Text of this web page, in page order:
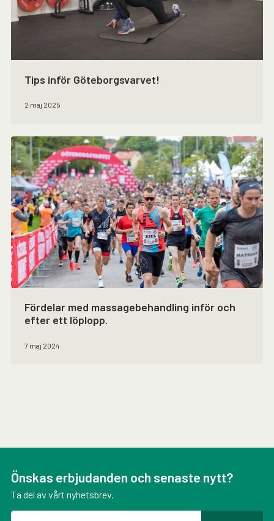
Tips inför Göteborgsvarvet!
2 maj 2025
Fördelar med massagebehandling inför och
efter ett löplopp.
7 maj 2024
Önskas erbjudanden och senaste nytt?
Ta del av vårt nyhetsbrev.